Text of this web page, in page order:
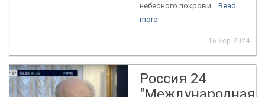
небесного покрови...Read
more
16 Sep 2024
Россия 24